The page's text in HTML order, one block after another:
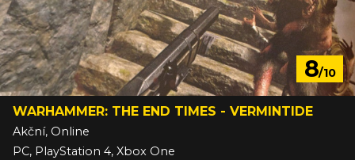
8/10
WARHAMMER: THE END TIMES - VERMINTIDE
Akční, Online
PC, PlayStation 4, Xbox One